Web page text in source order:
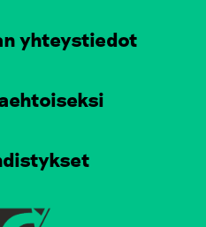
yhteystiedot